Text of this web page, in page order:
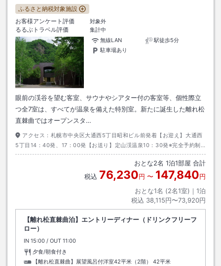
ふるさと納税対象施設
お客様アンケート評価
対象外
るるぶトラベル評価
集計中
無線LAN
駅徒歩5分
駐車場あり
眼前の渓谷を望む客室、サウナやシアター付の客室等、個性際立
つ全7室は、すべてが温泉を備えた特別室。新たに誕生した離れ松
直棘曲ではオープンスタ…
アクセス： 札幌市中央区大通西5丁目昭和ビル前発着【お迎え】大通西
5丁目14：40発、17：00発【お送り】定山渓温泉10：30発※完全予約制
ですのでご希望の方は当館公式HP送迎バス予約フォームよりお申込みくだ
おとな2名 1泊1部屋 合計
税込 76,230円 〜 147,840円
おとな1名 (2名1室)｜ 1泊
税込 38,115円〜73,920円
【離れ松直棘曲泊】エントリーディナー（ドリンクフリーフ
ロー）
IN チェックイン
15:00 / OUT チェックアウト
11:00
夕食/朝食付き
【離れ松直棘曲】展望風呂付洋室42平米（2階）
42平米